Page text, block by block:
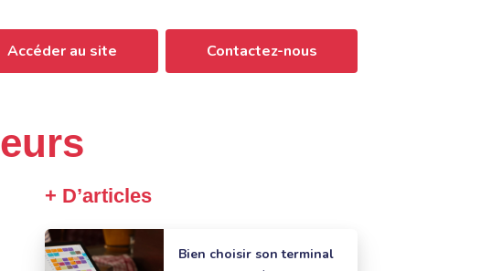
Accéder au site Contactez-nous
+ D’articles
Bien choisir son terminal